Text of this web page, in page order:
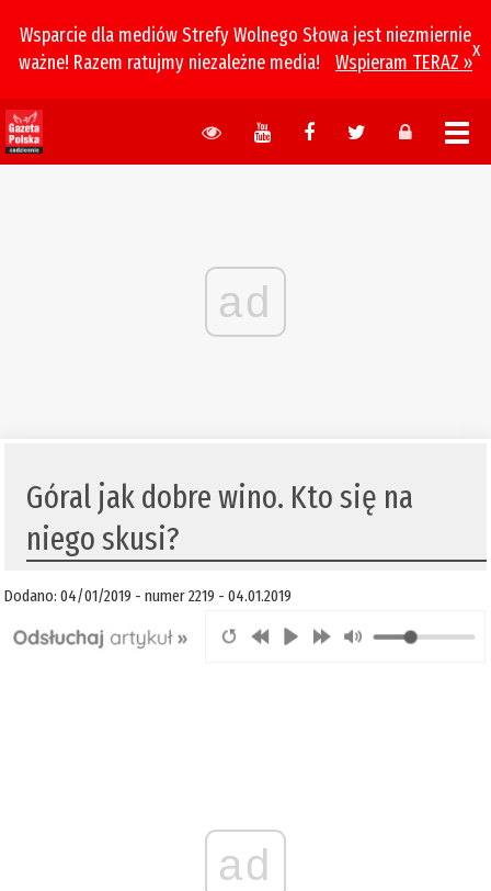
Wsparcie dla mediów Strefy Wolnego Słowa jest niezmiernie
ważne! Razem ratujmy niezależne media!
Wspieram TERAZ »
x
ad
Góral jak dobre wino. Kto się na
niego skusi?
Dodano: 04/01/2019 - numer 2219 - 04.01.2019
ad